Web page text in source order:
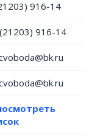
916-14
916-14